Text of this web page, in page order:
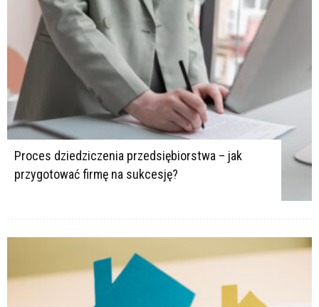
Proces dziedziczenia przedsiębiorstwa – jak
przygotować firmę na sukcesję?